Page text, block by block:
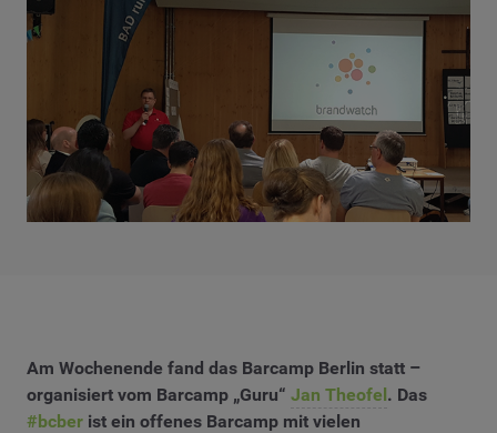
Am Wochenende fand das Barcamp Berlin statt –
organisiert vom Barcamp „Guru“ Jan Theofel. Das
#bcber ist ein offenes Barcamp mit vielen